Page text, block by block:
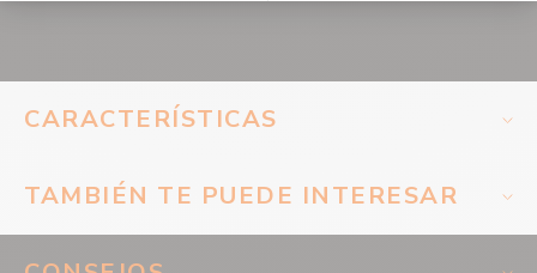
CARACTERÍSTICAS
TAMBIÉN TE PUEDE INTERESAR